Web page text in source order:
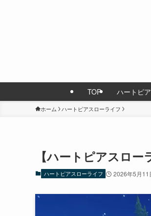
TOP ハートピ
ホーム ハートピアスローライフ
【ハートピアスロ
ハートピアスローライフ 2026年5月11